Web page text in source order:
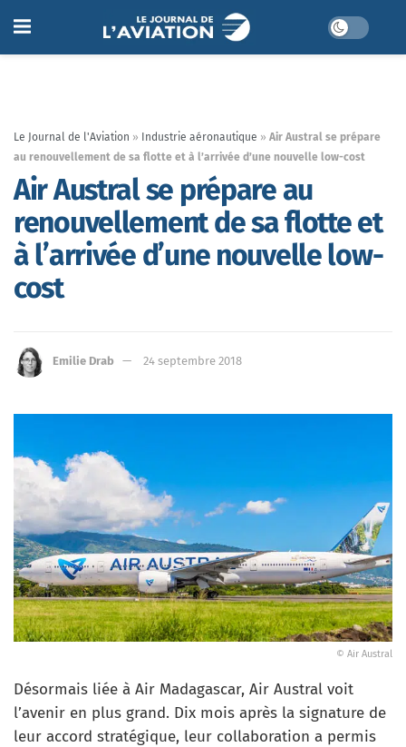
Le Journal de l'Aviation » Industrie aéronautique » Air Austral se prépare
au renouvellement de sa flotte et à l’arrivée d’une nouvelle low-cost
Air Austral se prépare au
renouvellement de sa flotte et
à l’arrivée d’une nouvelle low-
cost
Emilie Drab 24 septembre 2018
© Air Austral
Désormais liée à Air Madagascar, Air Austral voit
l’avenir en plus grand. Dix mois après la signature de
leur accord stratégique, leur collaboration a permis